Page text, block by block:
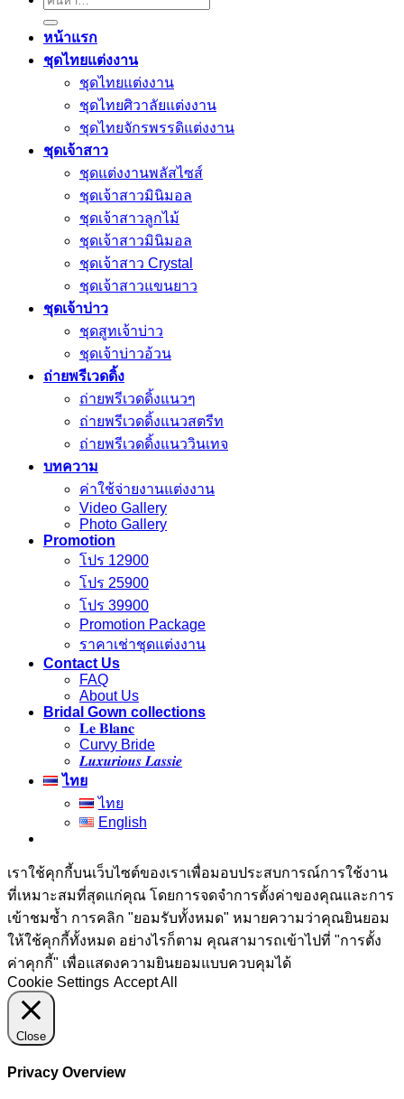
หน้าแรก
ชุดไทยแต่งงาน
ชุดไทยแต่งงาน
ชุดไทยศิวาลัยแต่งงาน
ชุดไทยจักรพรรดิแต่งงาน
ชุดเจ้าสาว
ชุดแต่งงานพลัสไซส์
ชุดเจ้าสาวมินิมอล
ชุดเจ้าสาวลูกไม้
ชุดเจ้าสาวมินิมอล
ชุดเจ้าสาว Crystal
ชุดเจ้าสาวแขนยาว
ชุดเจ้าบ่าว
ชุดสูทเจ้าบ่าว
ชุดเจ้าบ่าวอ้วน
ถ่ายพรีเวดดิ้ง
ถ่ายพรีเวดดิ้งแนวๆ
ถ่ายพรีเวดดิ้งแนวสตรีท
ถ่ายพรีเวดดิ้งแนววินเทจ
บทความ
ค่าใช้จ่ายงานแต่งงาน
Video Gallery
Photo Gallery
Promotion
โปร 12900
โปร 25900
โปร 39900
Promotion Package
ราคาเช่าชุดแต่งงาน
Contact Us
FAQ
About Us
Bridal Gown collections
𝐋𝐞 𝐁𝐥𝐚𝐧𝐜
Curvy Bride
𝑳𝒖𝒙𝒖𝒓𝒊𝒐𝒖𝒔 𝑳𝒂𝒔𝒔𝒊𝒆
ไทย
ไทย
English
เราใช้คุกกี้บนเว็บไซต์ของเราเพื่อมอบประสบการณ์การใช้งาน
ที่เหมาะสมที่สุดแก่คุณ โดยการจดจำการตั้งค่าของคุณและการ
เข้าชมซ้ำ การคลิก "ยอมรับทั้งหมด" หมายความว่าคุณยินยอม
ให้ใช้คุกกี้ทั้งหมด อย่างไรก็ตาม คุณสามารถเข้าไปที่ "การตั้ง
ค่าคุกกี้" เพื่อแสดงความยินยอมแบบควบคุมได้
Cookie Settings Accept All
Close
Privacy Overview